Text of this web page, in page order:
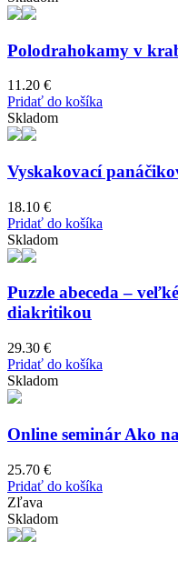
Polodrahokamy v
11.20 €
Pridať do košíka
Skladom
Vyskakovací
18.10 €
Pridať do košíka
Skladom
Puzzle abeceda –
diakritikou
29.30 €
Pridať do košíka
Skladom
Online seminár Ako
25.70 €
Pridať do košíka
Zľava
Skladom